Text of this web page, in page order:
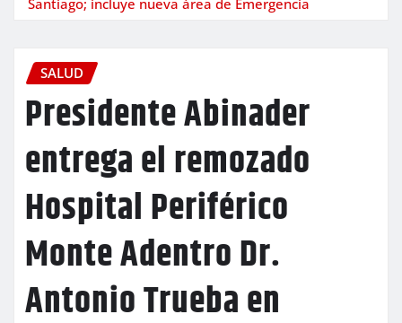
SALUD
Presidente Abinader
entrega el remozado
Hospital Periférico
Monte Adentro Dr.
Antonio Trueba en